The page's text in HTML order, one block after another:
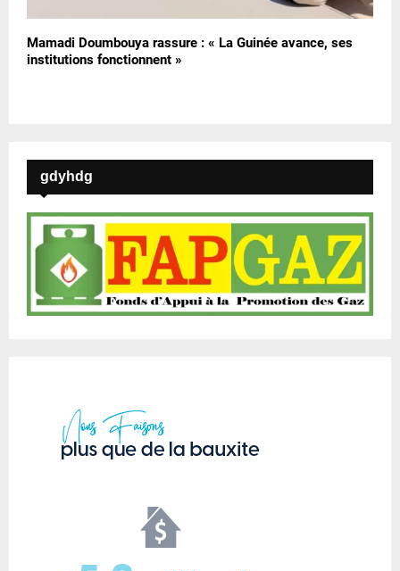
Mamadi Doumbouya rassure : « La Guinée avance, ses
institutions fonctionnent »
gdyhdg